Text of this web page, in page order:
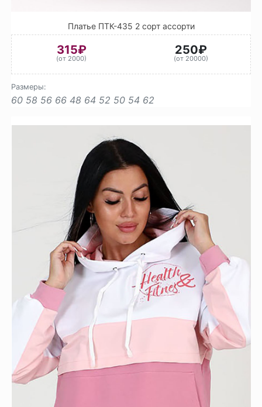
Платье ПТК-435 2 сорт ассорти
315₽
(от 2000)
250₽
(от 20000)
Размеры:
60 58 56 66 48 64 52 50 54 62